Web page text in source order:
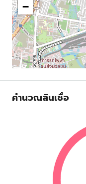
−
คำนวณสินเชื่อ